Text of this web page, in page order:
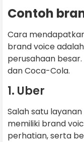
Contoh
Cara
brand voice
perusahaan
dan Coca-Cola.
1. Uber
Salah satu
memiliki brand
perhatian, serta